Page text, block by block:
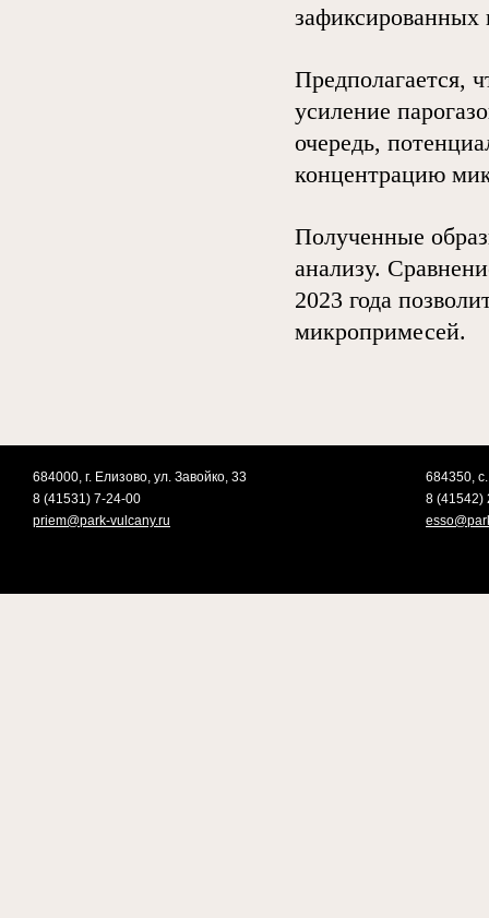
зафиксированных
Предполагается,
усиление
очередь,
концентрацию
Полученные
анализу.
2023 года
микропримесей.
684000, г. Елизово, ул. Завойко, 33
8 (41531) 7-24-00
priem@park-vulcany.ru
684350,
8 (41542)